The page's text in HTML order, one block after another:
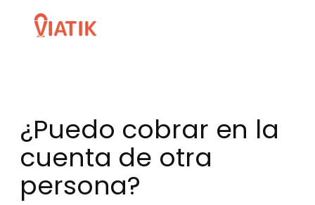
¿Puedo cobrar en la
cuenta de otra
persona?